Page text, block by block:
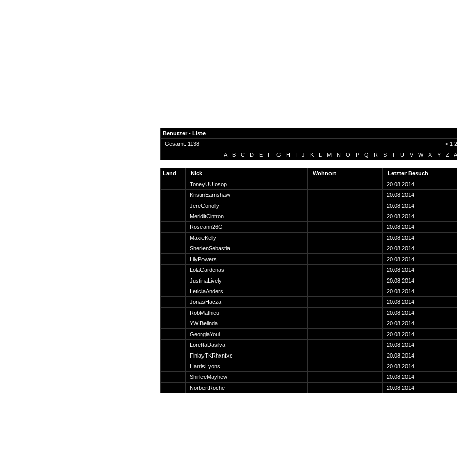
Benutzer - Liste
Gesamt: 1138
< 1 2
A- B - C - D - E - F - G - H - I - J - K - L - M - N - O - P - Q - R - S - T - U - V- W- X - Y - Z -
Land Nick Wohnort Letzter Besuch
ToneyUUIosop
20.08.2014
KristinEarnshaw
20.08.2014
JereConolly
20.08.2014
MeriditCintron
20.08.2014
Roseann26G
20.08.2014
MaxieKelly
20.08.2014
SherlenSebastia
20.08.2014
LilyPowers
20.08.2014
LolaCardenas
20.08.2014
JustinaLively
20.08.2014
LeticiaAnders
20.08.2014
JonasHacza
20.08.2014
RobMathieu
20.08.2014
YWIBelinda
20.08.2014
GeorgiaYoul
20.08.2014
LorettaDasilva
20.08.2014
FinlayTKRhxnfxc
20.08.2014
HarrisLyons
20.08.2014
ShirleeMayhew
20.08.2014
NorbertRoche
20.08.2014